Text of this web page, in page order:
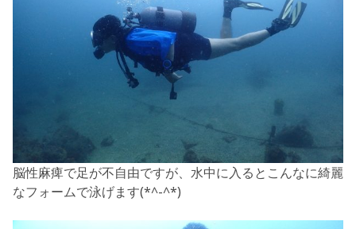
脳性麻痺で足が不自由ですが、水中に入るとこんなに綺麗
なフォームで泳げます(*^-^*)